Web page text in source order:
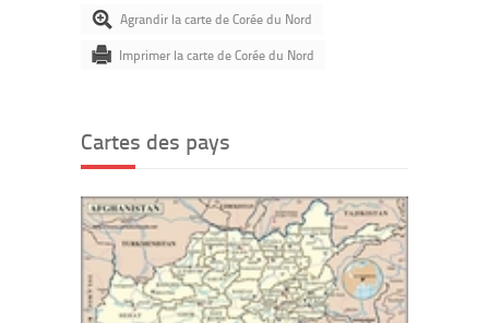
Agrandir la carte de Corée du Nord
Imprimer la carte de Corée du Nord
Cartes des pays